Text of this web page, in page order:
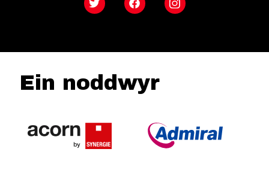
Twitter FacebookInstagram
Ein noddwyr